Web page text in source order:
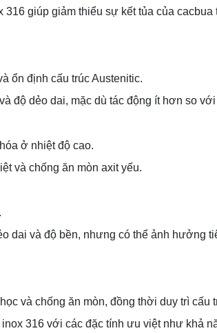
giúp giảm thiểu sự kết tủa của
ổn định cấu trúc Austenitic.
độ dẻo dai, mặc dù tác động ít hơn so với
ở nhiệt độ cao.
và chống ăn mòn axit yếu.
dai và độ bền, nhưng có thể ảnh hưởng
và chống ăn mòn, đồng thời duy trì cấu
316 với các đặc tính ưu việt như khả